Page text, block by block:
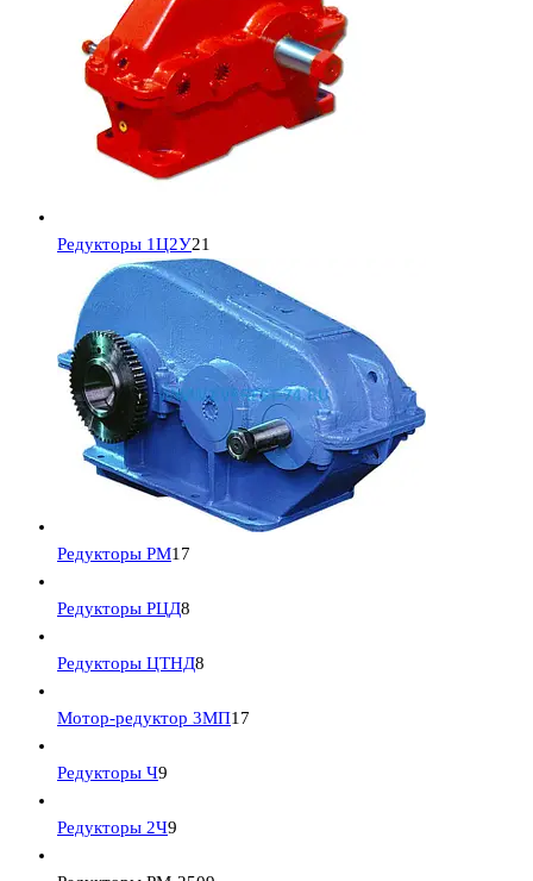
Редукторы 1Ц2У21
Редукторы РМ17
Редукторы РЦД8
Редукторы ЦТНД8
Мотор-редуктор 3МП17
Редукторы Ч9
Редукторы 2Ч9